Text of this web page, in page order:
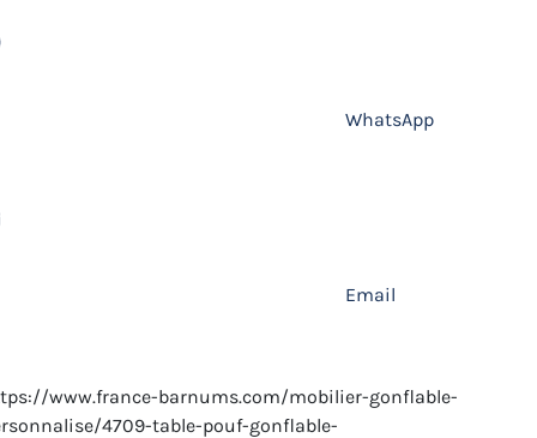
WhatsApp
Email
www.france-barnums.com/mobilier-gonflable-
4709-table-pouf-gonflable-